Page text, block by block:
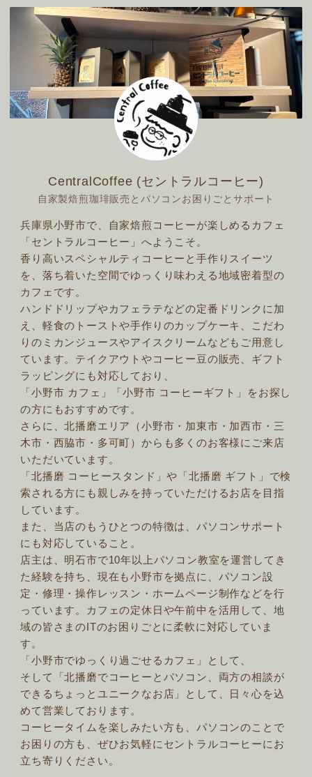
CentralCoffee (セントラルコーヒー)
自家製焙煎珈琲販売とパソコンお困りごとサポート
兵庫県小野市で、自家焙煎コーヒーが楽しめるカフェ
「セントラルコーヒー」へようこそ。
香り高いスペシャルティコーヒーと手作りスイーツ
を、落ち着いた空間でゆっくり味わえる地域密着型の
カフェです。
ハンドドリップやカフェラテなどの定番ドリンクに加
え、軽食のトーストや手作りのカップケーキ、こだわ
りのミカンジュースやアイスクリームなどもご用意し
ています。テイクアウトやコーヒー豆の販売、ギフト
ラッピングにも対応しており、
「小野市 カフェ」「小野市 コーヒーギフト」をお探し
の方にもおすすめです。
さらに、北播磨エリア（小野市・加東市・加西市・三
木市・西脇市・多可町）からも多くのお客様にご来店
いただいています。
「北播磨 コーヒースタンド」や「北播磨 ギフト」で検
索される方にも親しみを持っていただけるお店を目指
しています。
また、当店のもうひとつの特徴は、パソコンサポート
にも対応していること。
店主は、明石市で10年以上パソコン教室を運営してき
た経験を持ち、現在も小野市を拠点に、パソコン設
定・修理・操作レッスン・ホームページ制作などを行
っています。カフェの定休日や午前中を活用して、地
域の皆さまのITのお困りごとに柔軟に対応していま
す。
「小野市でゆっくり過ごせるカフェ」として、
そして「北播磨でコーヒーとパソコン、両方の相談が
できるちょっとユニークなお店」として、日々心を込
めて営業しております。
コーヒータイムを楽しみたい方も、パソコンのことで
お困りの方も、ぜひお気軽にセントラルコーヒーにお
立ち寄りください。